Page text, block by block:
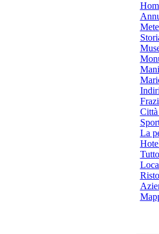
Città
La